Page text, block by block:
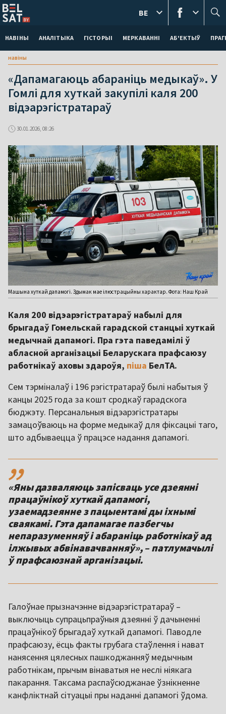
НАВІНЫ АНАЛІТЫКА ГІСТОРЫІ МЕРКАВАННI АБ'ЕКТЫЎ
BE
навіны
«Дапамагаюць абараніць медыкаў». У
Гомлі для хуткай закупілі каля 200
відэарэгістратараў
30.01.2026, 08:26
Машына хуткай дапамогі. Здымак мае ілюстрацыйны характар. Фота: Наш Край
Каля 200 відэарэгістратараў набылі для
брыгадаў Гомельскай гарадской станцыі хуткай
медычнай дапамогі. Пра гэта паведамілі ў
абласной арганізацыі Беларускага прафсаюзу
работнікаў аховы здароўя, піша БелТА.
Сем тэрміналаў і 196 рэгістратараў былі набытыя ў
канцы 2025 года за кошт сродкаў гарадскога
бюджэту. Персанальныя відэарэгістратары
замацоўваюць на форме медыкаў для фіксацыі таго,
што адбываецца ў працэсе надання дапамогі.
,,
«Яны дазваляюць запісваць усе дзеянні
працаўнікоў хуткай дапамогі,
узаемадзеянне з пацыентамі ды іхнымі
сваякамі. Гэта дапамагае пазбегчы
непаразуменняў і абараніць работнікаў ад
ілжывых абвінавачванняў», – патлумачылі
Галоўнае прызначэнне відэарэгістратараў –
выключыць супрацьпраўныя дзеянні ў дачыненні
працаўнікоў брыгадаў хуткай дапамогі. Паводле
прафсаюзу, ёсць факты грубага стаўлення і нават
нанясення цялесных пашкоджанняў медычным
работнікам, прычым вінаватыя не неслі ніякага
пакарання. Таксама распаўсюджанае ўзнікненне
канфліктнай сітуацыі пры наданні дапамогі ўдома.